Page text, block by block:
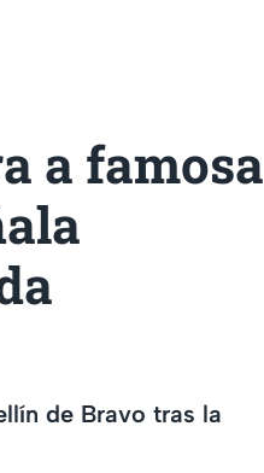
a famosa
de Bravo tras la